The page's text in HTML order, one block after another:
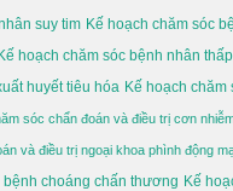
suy tim Kế hoạch chăm sóc
Kế hoạch chăm sóc bệnh nhân
huyết tiêu hóa Kế hoạch chăm
sóc chẩn đoán và điều trị cơn
và điều trị ngoại khoa phình động
choáng chấn thương Kế